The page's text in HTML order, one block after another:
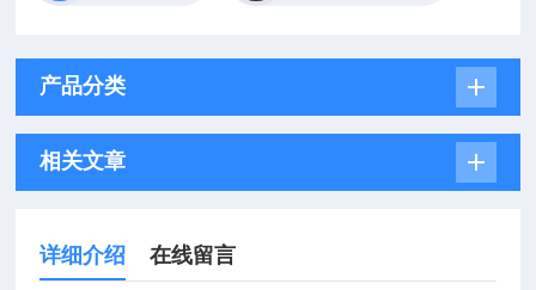
产品分类
相关文章
详细介绍 在线留言